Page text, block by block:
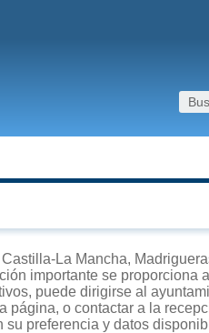
La Mancha,
importante se proporciona
puede dirigirse al
página, o contactar a la
su preferencia y datos